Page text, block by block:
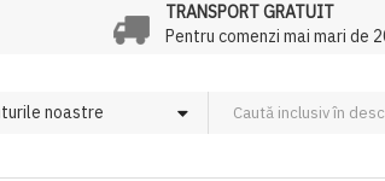
TRANSPORT GRATUIT
Pentru comenzi mai mari de